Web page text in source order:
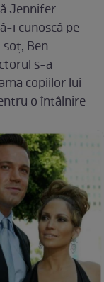
Jennifer
i cunoscă pe
Ben
s-a
copiilor lui
o întâlnire